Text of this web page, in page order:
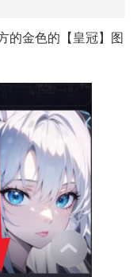
的金色的【皇冠】图